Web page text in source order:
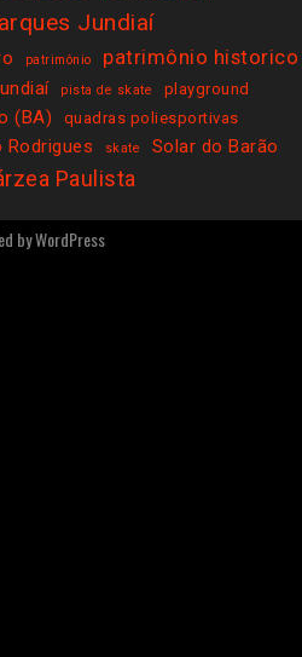
Jundiaí
patrimônio patrimônio historico
pista de skate
playground
(BA)
quadras poliesportivas
Rodrigues skate Solar do Barão
Paulista
byWordPress